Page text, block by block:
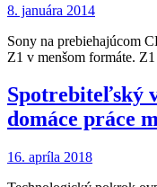
8. januára 2014
Sony na prebiehajúcom
Z1 v menšom formáte.
Spotrebiteľský
domáce práce
16. apríla 2018